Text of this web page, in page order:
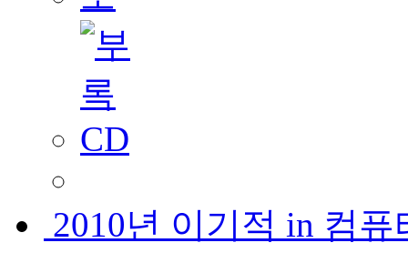
2010년 이기적 in 컴